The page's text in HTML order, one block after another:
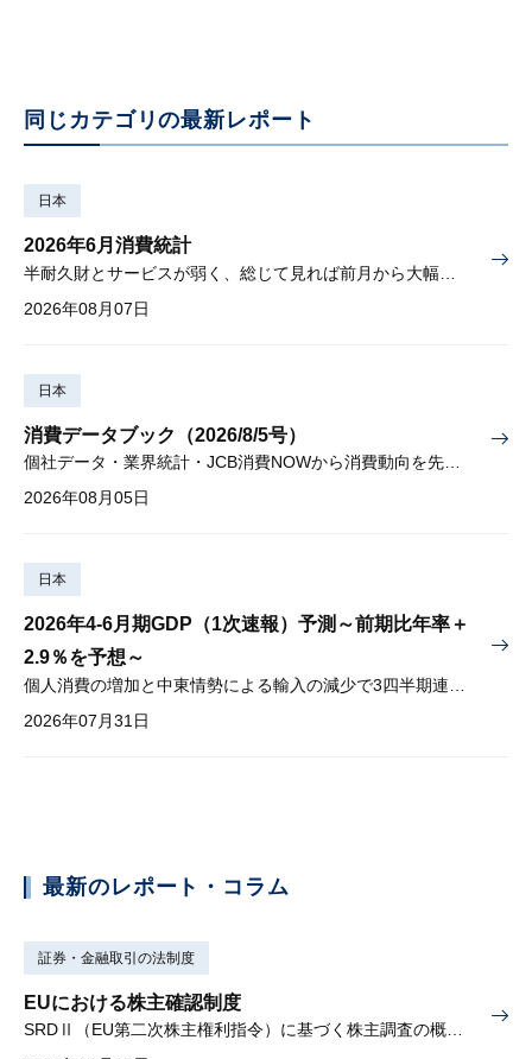
同じカテゴリの最新レポート
日本
2026年6月消費統計
2026年08月07日
日本
消費データブック（2026/8/5号）
個社データ・業界統計・JCB消費NOWから消費動向を先取り
2026年08月05日
日本
2026年4-6月期GDP（1次速報）予測～前期比年率＋
2.9％を予想～
2026年07月31日
最新のレポート・コラム
証券・金融取引の法制度
EUにおける株主確認制度
SRDⅡ（EU第二次株主権利指令）に基づく株主調査の概要と課題